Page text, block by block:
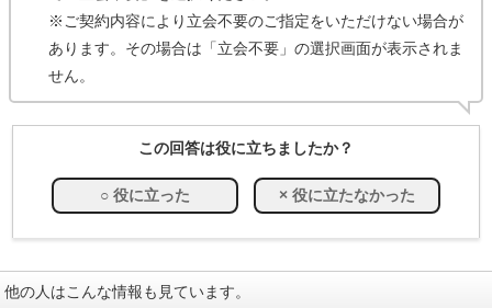
※ご契約内容により立会不要のご指定をいただけない場合が
あります。その場合は「立会不要」の選択画面が表示されま
せん。
この回答は役に立ちましたか？
他の人はこんな情報も見ています。